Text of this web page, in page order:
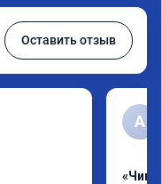
Оставить отзыв
A
«Чип